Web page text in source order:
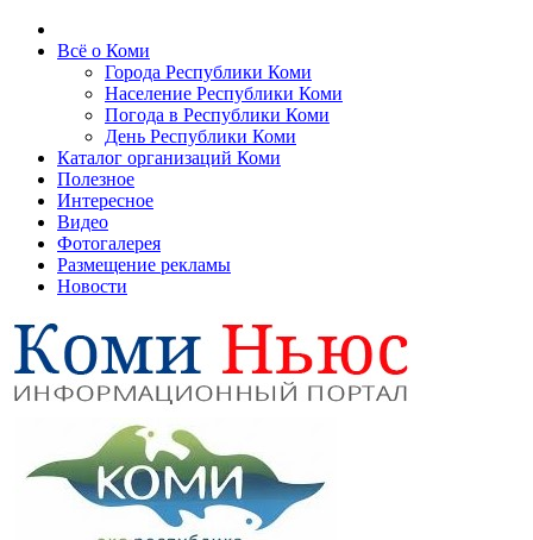
Всё о Коми
Города Республики Коми
Население Республики Коми
Погода в Республики Коми
День Республики Коми
Каталог организаций Коми
Полезное
Интересное
Видео
Фотогалерея
Размещение рекламы
Новости